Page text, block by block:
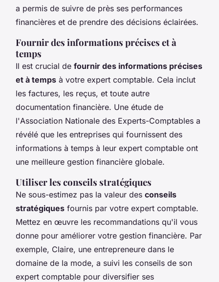
a permis de suivre de près ses performances
financières et de prendre des décisions éclairées.
Fournir des informations précises et à
temps
Il est crucial de fournir des informations précises
et à temps à votre expert comptable. Cela inclut
les factures, les reçus, et toute autre
documentation financière. Une étude de
l'Association Nationale des Experts-Comptables a
révélé que les entreprises qui fournissent des
informations à temps à leur expert comptable ont
une meilleure gestion financière globale.
Utiliser les conseils stratégiques
Ne sous-estimez pas la valeur des conseils
stratégiques fournis par votre expert comptable.
Mettez en œuvre les recommandations qu'il vous
donne pour améliorer votre gestion financière. Par
exemple, Claire, une entrepreneure dans le
domaine de la mode, a suivi les conseils de son
expert comptable pour diversifier ses